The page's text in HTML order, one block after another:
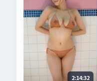
2:14:32